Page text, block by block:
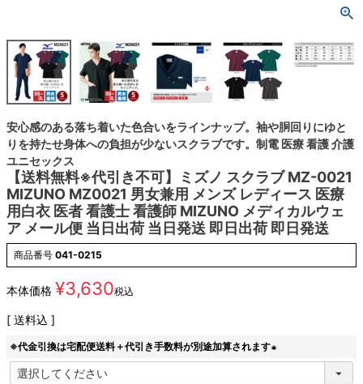
安心感のある落ち着いた色合いをラインナップ。袖や胴回りにゆと
りを持たせ身体への負担が少ないスクラブです。制電 医療 看護 介護
ユニセックス
【送料無料※代引き不可】ミズノ スクラブ MZ-0021
MIZUNO MZ0021 男女兼用 メンズ レディース 医療
用白衣 医者 看護士 看護師 MIZUNO メディカルウェ
ア メール便 当日出荷 当日発送 即日出荷 即日発送
商品番号 041-0215
本体価格 ¥3,630税込
送料込
※代金引換は宅配便送料＋代引き手数料が別途加算されます